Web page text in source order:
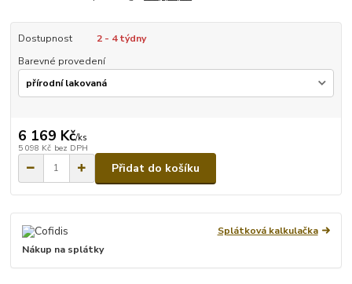
Dostupnost
2 - 4 týdny
Barevné provedení
6 169 Kč/ks
5 098 Kč bez DPH
Přidat do košíku
Splátková kalkulačka
Nákup na splátky